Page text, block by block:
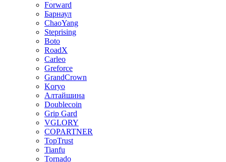
Forward
Барнаул
ChaoYang
Steprising
Boto
RoadX
Carleo
Greforce
GrandCrown
Koryo
Алтайшина
Doublecoin
Grip Gard
VGLORY
COPARTNER
TopTrust
Tianfu
Tornado